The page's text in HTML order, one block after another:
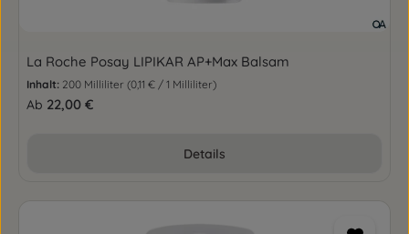
La Roche Posay LIPIKAR AP+Max Balsam
Inhalt: 200 Milliliter (0,11 € / 1 Milliliter)
Regulärer Preis:
Ab 22,00 €
Details